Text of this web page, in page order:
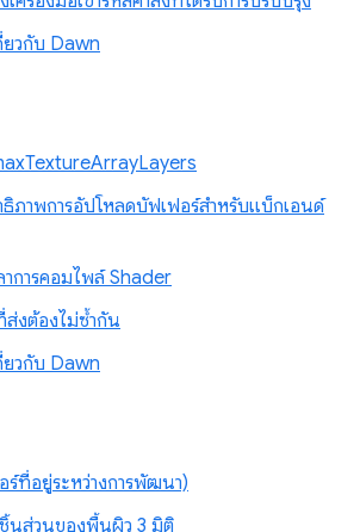
วกับ Dawn
ภาพการอัปโหลดบัฟเฟอร์สำหรับแบ็กเอนด์
าการคอมไพล์ Shader
งต้องไม่ซ้ำกัน
วกับ Dawn
ร์ที่อยู่ระหว่างการพัฒนา)
นส่วนของพื้นผิว 3 มิติ